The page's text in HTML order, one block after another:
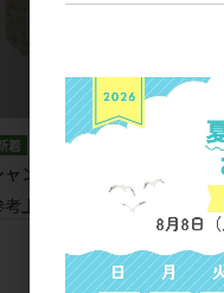
ャンタ ジャカードＡ４トート
上代
2,900円